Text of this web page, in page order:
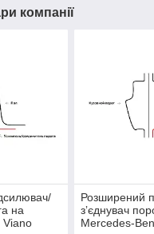
компанії
на
Viano
Розширений
зʼєднувач
Mercedes-